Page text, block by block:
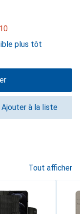
plus tôt
Ajouter à la liste
Tout afficher